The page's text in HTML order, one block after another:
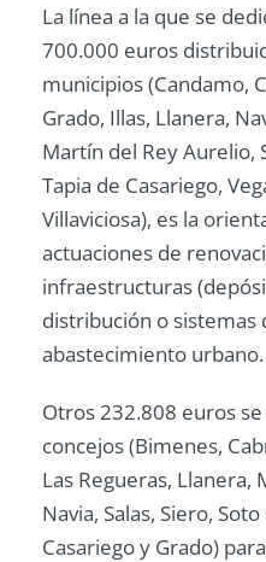
La línea a la que se
700.000 euros
municipios (Candamo,
Grado, Illas, Llanera,
Martín del Rey Aurelio,
Tapia de Casariego,
Villaviciosa), es la
actuaciones de
infraestructuras
distribución o sistemas
abastecimiento urbano.
Otros 232.808 euros
concejos (Bimenes,
Las Regueras, Llanera,
Navia, Salas, Siero,
Casariego y Grado)